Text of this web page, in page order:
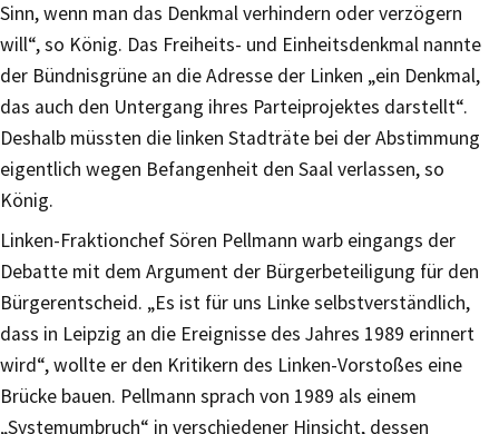
Sinn, wenn man das Denkmal verhindern oder verzögern
will“, so König. Das Freiheits- und Einheitsdenkmal nannte
der Bündnisgrüne an die Adresse der Linken „ein Denkmal,
das auch den Untergang ihres Parteiprojektes darstellt“.
Deshalb müssten die linken Stadträte bei der Abstimmung
eigentlich wegen Befangenheit den Saal verlassen, so
König.
Linken-Fraktionchef Sören Pellmann warb eingangs der
Debatte mit dem Argument der Bürgerbeteiligung für den
Bürgerentscheid. „Es ist für uns Linke selbstverständlich,
dass in Leipzig an die Ereignisse des Jahres 1989 erinnert
wird“, wollte er den Kritikern des Linken-Vorstoßes eine
Brücke bauen. Pellmann sprach von 1989 als einem
„Systemumbruch“ in verschiedener Hinsicht, dessen